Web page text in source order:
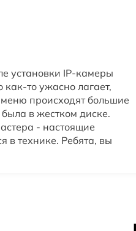
установки IP-камеры
то ужасно лагает,
происходят большие
в жестком диске.
- настоящие
в технике. Ребята, вы